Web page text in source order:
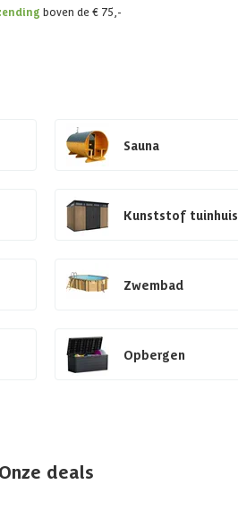
boven de € 75,-
Sauna
Kunststof tuinhuis
Zwembad
Opbergen
Onze deals